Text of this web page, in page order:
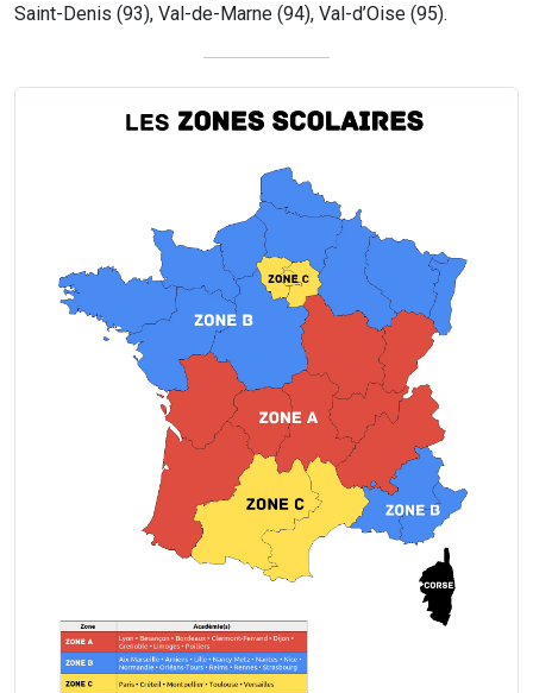
Saint-Denis (93), Val-de-Marne (94), Val-d’Oise (95).